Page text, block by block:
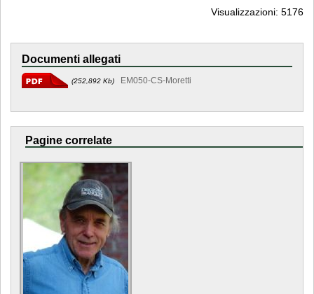
Visualizzazioni: 5176
Documenti allegati
(252,892 Kb) EM050-CS-Moretti
Pagine correlate